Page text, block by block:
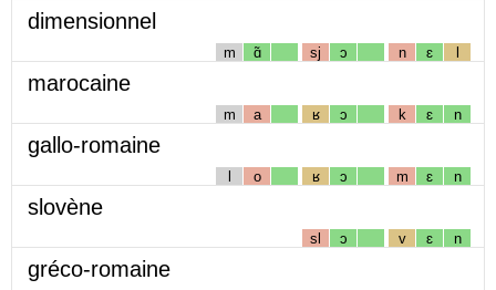
dimensionnel
m ɑ̃ sj ɔ n ɛ l
marocaine
m a ʁ ɔ k ɛ n
gallo-romaine
l o ʁ ɔ m ɛ n
slovène
sl ɔ v ɛ n
gréco-romaine